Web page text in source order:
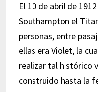
El 10 de abril de
Southampton el
personas, entre
ellas era Violet, la
realizar tal histórico
construido hasta la